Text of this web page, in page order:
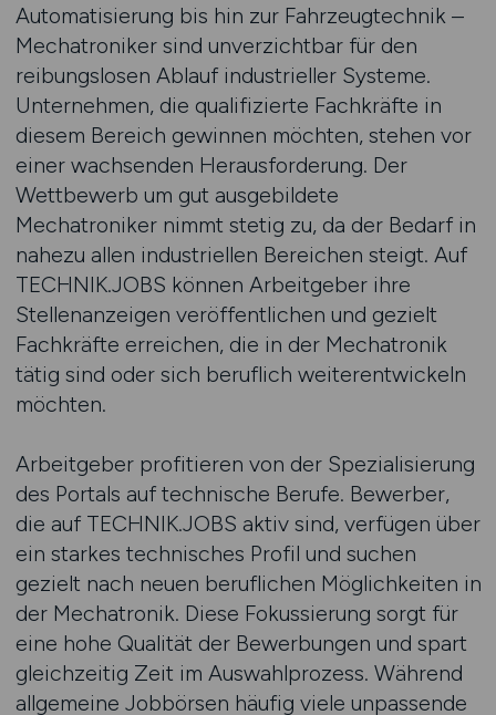
Automatisierung bis hin zur Fahrzeugtechnik –
Mechatroniker sind unverzichtbar für den
reibungslosen Ablauf industrieller Systeme.
Unternehmen, die qualifizierte Fachkräfte in
diesem Bereich gewinnen möchten, stehen vor
einer wachsenden Herausforderung. Der
Wettbewerb um gut ausgebildete
Mechatroniker nimmt stetig zu, da der Bedarf in
nahezu allen industriellen Bereichen steigt. Auf
TECHNIK.JOBS können Arbeitgeber ihre
Stellenanzeigen veröffentlichen und gezielt
Fachkräfte erreichen, die in der Mechatronik
tätig sind oder sich beruflich weiterentwickeln
möchten.
Arbeitgeber profitieren von der Spezialisierung
des Portals auf technische Berufe. Bewerber,
die auf TECHNIK.JOBS aktiv sind, verfügen über
ein starkes technisches Profil und suchen
gezielt nach neuen beruflichen Möglichkeiten in
der Mechatronik. Diese Fokussierung sorgt für
eine hohe Qualität der Bewerbungen und spart
gleichzeitig Zeit im Auswahlprozess. Während
allgemeine Jobbörsen häufig viele unpassende